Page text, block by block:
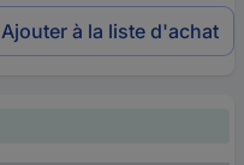
Ajouter à la liste d'achat